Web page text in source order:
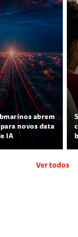
abrem
novos data
IA
Ver todos